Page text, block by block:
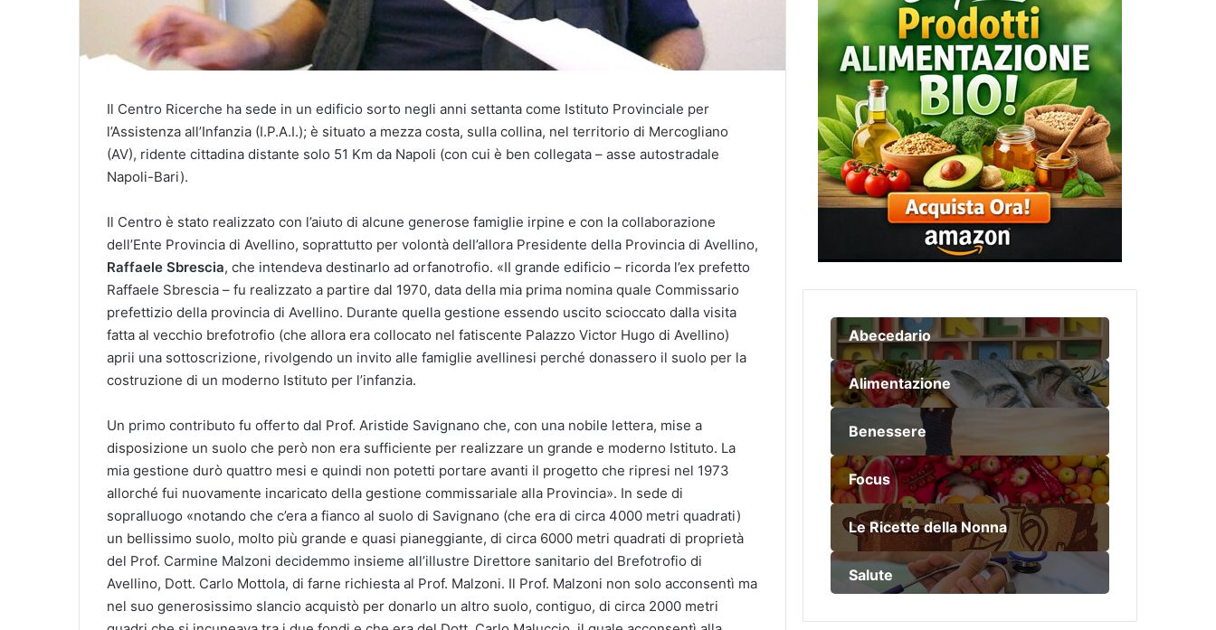
Il Centro Ricerche ha sede in un edificio sorto negli anni settanta come Istituto Provinciale per
l’Assistenza all’Infanzia (I.P.A.I.); è situato a mezza costa, sulla collina, nel territorio di Mercogliano
(AV), ridente cittadina distante solo 51 Km da Napoli (con cui è ben collegata – asse autostradale
Napoli-Bari).
Il Centro è stato realizzato con l’aiuto di alcune generose famiglie irpine e con la collaborazione
dell’Ente Provincia di Avellino, soprattutto per volontà dell’allora Presidente della Provincia di Avellino,
Raffaele Sbrescia, che intendeva destinarlo ad orfanotrofio. «II grande edificio – ricorda l’ex prefetto
Raffaele Sbrescia – fu realizzato a partire dal 1970, data della mia prima nomina quale Commissario
prefettizio della provincia di Avellino. Durante quella gestione essendo uscito scioccato dalla visita
fatta al vecchio brefotrofio (che allora era collocato nel fatiscente Palazzo Victor Hugo di Avellino)
aprii una sottoscrizione, rivolgendo un invito alle famiglie avellinesi perché donassero il suolo per la
costruzione di un moderno Istituto per l’infanzia.
Un primo contributo fu offerto dal Prof. Aristide Savignano che, con una nobile lettera, mise a
disposizione un suolo che però non era sufficiente per realizzare un grande e moderno Istituto. La
mia gestione durò quattro mesi e quindi non potetti portare avanti il progetto che ripresi nel 1973
allorché fui nuovamente incaricato della gestione commissariale alla Provincia». In sede di
sopralluogo «notando che c’era a fianco al suolo di Savignano (che era di circa 4000 metri quadrati)
un bellissimo suolo, molto più grande e quasi pianeggiante, di circa 6000 metri quadrati di proprietà
del Prof. Carmine Malzoni decidemmo insieme all’illustre Direttore sanitario del Brefotrofio di
Avellino, Dott. Carlo Mottola, di farne richiesta al Prof. Malzoni. Il Prof. Malzoni non solo acconsentì ma
nel suo generosissimo slancio acquistò per donarlo un altro suolo, contiguo, di circa 2000 metri
Abecedario
Alimentazione
Benessere
Focus
Le Ricette della Nonna
Salute